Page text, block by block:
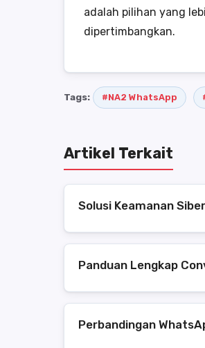
adalah pilihan yang
dipertimbangkan.
Tags: #NA2 WhatsApp
Artikel Terkait
Solusi Keamanan
Panduan Lengkap
Perbandingan